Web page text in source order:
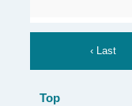
‹ Last
Top